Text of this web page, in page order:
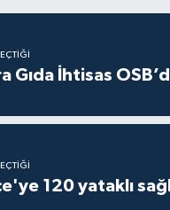
Gıda İhtisas
120 yataklı